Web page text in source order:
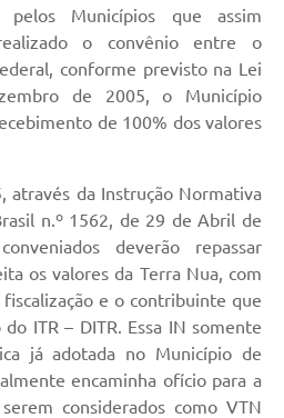
pelos Municípios que assim
o convênio entre o
conforme previsto na Lei
de 2005, o Município
de 100% dos valores
através da Instrução Normativa
n.º 1562, de 29 de Abril de
deverão repassar
os valores da Terra Nua, com
e o contribuinte que
ITR – DITR. Essa IN somente
já adotada no Município de
encaminha ofício para a
considerados como VTN